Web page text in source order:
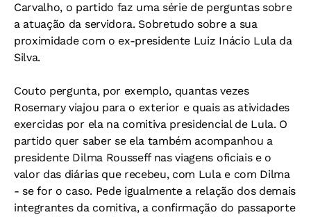
Carvalho, o partido faz uma série de perguntas sobre
a atuação da servidora. Sobretudo sobre a sua
proximidade com o ex-presidente Luiz Inácio Lula da
Silva.
Couto pergunta, por exemplo, quantas vezes
Rosemary viajou para o exterior e quais as atividades
exercidas por ela na comitiva presidencial de Lula. O
partido quer saber se ela também acompanhou a
presidente Dilma Rousseff nas viagens oficiais e o
valor das diárias que recebeu, com Lula e com Dilma
- se for o caso. Pede igualmente a relação dos demais
integrantes da comitiva, a confirmação do passaporte